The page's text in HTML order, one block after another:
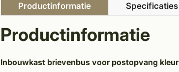
Productinformatie Specificaties
Productinformatie
Inbouwkast brievenbus voor postopvang kleur